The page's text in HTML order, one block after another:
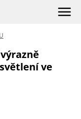
ve